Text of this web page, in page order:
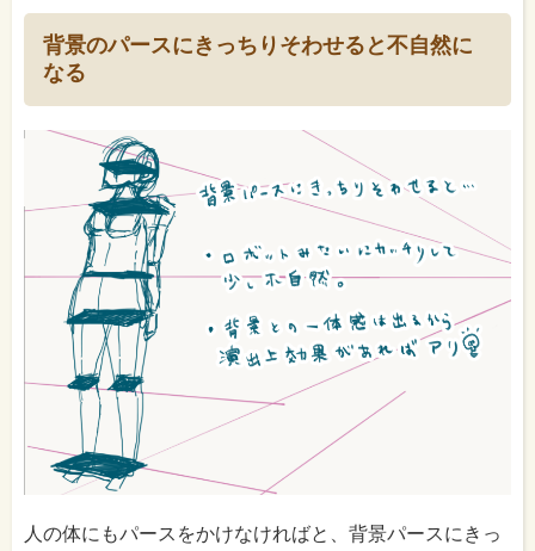
背景のパースにきっちりそわせると不自然に
なる
人の体にもパースをかけなければと、背景パースにきっ